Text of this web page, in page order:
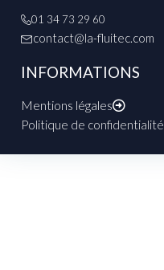
01 34 73 29 60
contact@la-fluitec.com
INFORMATIONS
Mentions légales
Politique de confidentialité